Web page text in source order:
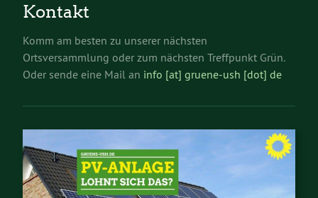
Kontakt
Komm am besten zu unserer nächsten
Ortsversammlung oder zum nächsten Treffpunkt Grün.
Oder sende eine Mail an info [at] gruene-ush [dot] de